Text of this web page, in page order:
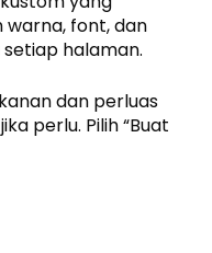
warna, font, dan
halaman.
dan perluas
perlu. Pilih “Buat